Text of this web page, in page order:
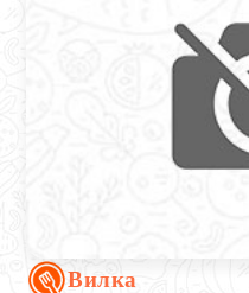
Вилка